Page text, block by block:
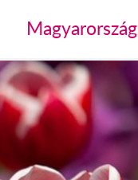
Magyarország